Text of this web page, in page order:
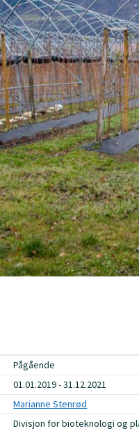
Pågående
01.01.2019 - 31.12.2021
Marianne Stenrød
Divisjon for bioteknologi og